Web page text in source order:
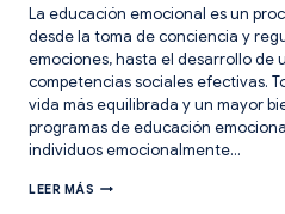
La educación emocional es un
desde la toma de conciencia y
emociones, hasta el desarrollo de
competencias sociales efectivas.
vida más equilibrada y un mayor
programas de educación
individuos emocionalmente…
LEER MÁS HERRAMIENTAS